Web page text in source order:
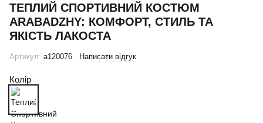
ТЕПЛИЙ СПОРТИВНИЙ КОСТЮМ
ARABADZHY: КОМФОРТ, СТИЛЬ ТА
ЯКІСТЬ ЛАКОСТА
Артикул: a120076 Написати відгук
Колір